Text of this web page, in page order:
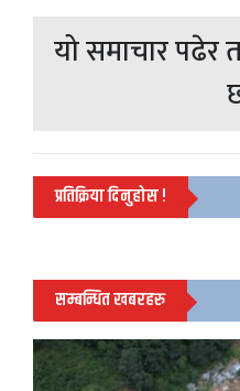
यो समाचार पढेर
प्रतिक्रिया दिनुहोस !
सम्बन्धित खबरहरु